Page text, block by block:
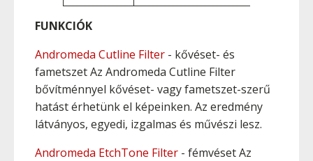
FUNKCIÓK
Andromeda Cutline Filter - kővéset- és
fametszet Az Andromeda Cutline Filter
bővítménnyel kővéset- vagy fametszet-szerű
hatást érhetünk el képeinken. Az eredmény
látványos, egyedi, izgalmas és művészi lesz.
Andromeda EtchTone Filter - fémvéset Az